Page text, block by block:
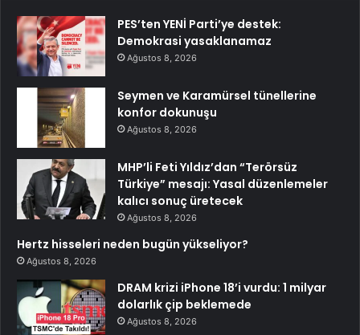
PES’ten YENİ Parti’ye destek:
Demokrasi yasaklanamaz
Ağustos 8, 2026
Seymen ve Karamürsel tünellerine
konfor dokunuşu
Ağustos 8, 2026
MHP’li Feti Yıldız’dan “Terörsüz
Türkiye” mesajı: Yasal düzenlemeler
kalıcı sonuç üretecek
Ağustos 8, 2026
Hertz hisseleri neden bugün yükseliyor?
Ağustos 8, 2026
DRAM krizi iPhone 18’i vurdu: 1 milyar
dolarlık çip beklemede
Ağustos 8, 2026